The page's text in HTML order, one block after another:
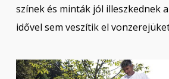
színek és minták jól illeszkednek
idővel sem veszítik el